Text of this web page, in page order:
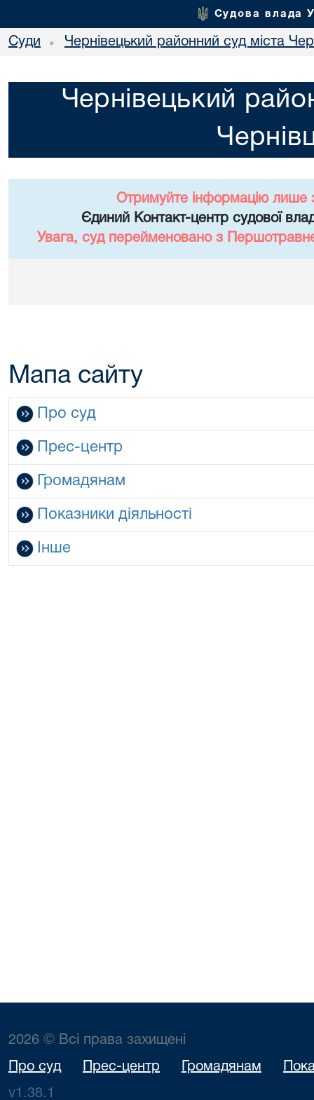
Судова влада
Суди • Чернівецький районний суд міста
Чернівецький
Отримуйте інформацію лише
Єдиний Контакт-центр судової
Увага, суд перейменовано з
Мапа сайту
Про суд
Прес-центр
Громадянам
Показники діяльності
Інше
2026 © Всі права захищені
Про суд Прес-центр Громадянам
v1.38.1